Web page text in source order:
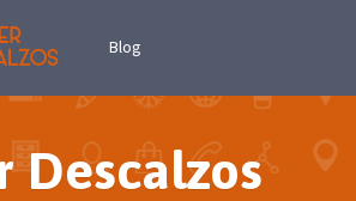
Blog
Descalzos